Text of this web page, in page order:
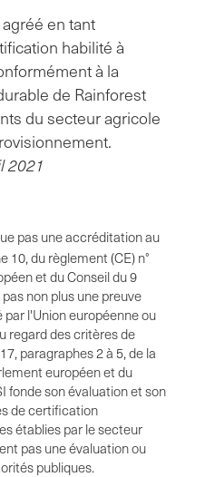
en tant
habilité à
à la
de Rainforest
du secteur agricole
2021
pas une accréditation au
10, du règlement (CE) n°
et du Conseil du 9
non plus une preuve
l'Union européenne ou
regard des critères de
paragraphes 2 à 5, de la
européen et du
fonde son évaluation et son
de certification
établies par le secteur
pas une évaluation ou
publiques.